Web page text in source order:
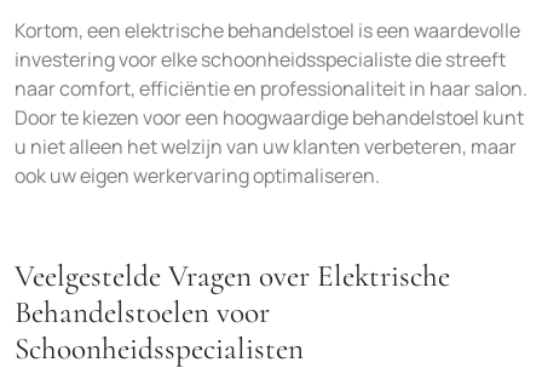
Kortom, een elektrische behandelstoel is een waardevolle
investering voor elke schoonheidsspecialiste die streeft
naar comfort, efficiëntie en professionaliteit in haar salon.
Door te kiezen voor een hoogwaardige behandelstoel kunt
u niet alleen het welzijn van uw klanten verbeteren, maar
ook uw eigen werkervaring optimaliseren.
Veelgestelde Vragen over Elektrische
Behandelstoelen voor
Schoonheidsspecialisten